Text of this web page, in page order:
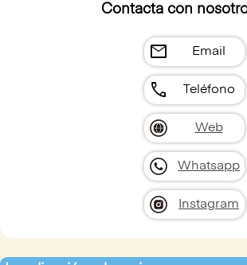
Contacta con
mail Email
call Teléfono
Web
Whatsapp
Instagram